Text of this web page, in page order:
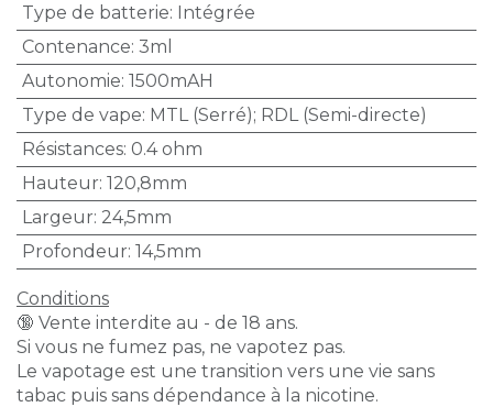
Type de batterie: Intégrée
Contenance: 3ml
Autonomie: 1500mAH
Type de vape: MTL (Serré); RDL (Semi-directe)
Résistances: 0.4 ohm
Hauteur: 120,8mm
Largeur: 24,5mm
Profondeur: 14,5mm
Conditions
🔞 Vente interdite au - de 18 ans.
Si vous ne fumez pas, ne vapotez pas.
Le vapotage est une transition vers une vie sans
tabac puis sans dépendance à la nicotine.